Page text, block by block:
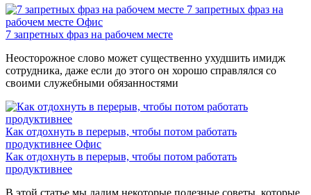
7 запретных фраз на
рабочем месте Офис
7 запретных фраз на рабочем месте
Неосторожное слово может существенно ухудшить имидж
сотрудника, даже если до этого он хорошо справлялся со
своими служебными обязанностями
Как отдохнуть в перерыв, чтобы потом работать
продуктивнее Офис
Как отдохнуть в перерыв, чтобы потом работать
продуктивнее
В этой статье мы дадим некоторые полезные советы, которые